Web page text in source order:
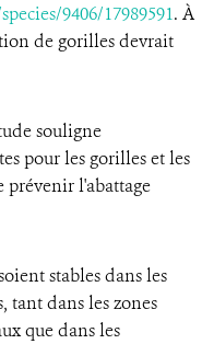
9406/17989591. À
de gorilles devrait
souligne
pour les gorilles et les
prévenir l'abattage
stables dans les
tant dans les zones
que dans les